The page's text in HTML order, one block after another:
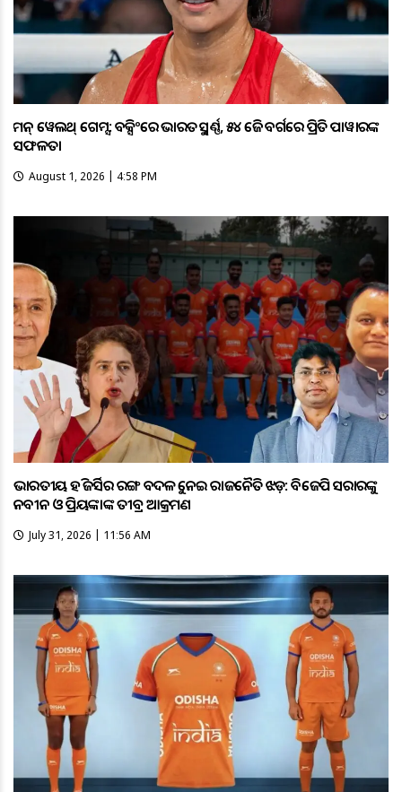
କମନ୍ ୱେଲଥ୍ ଗେମ୍ସ: ବକ୍ସିଂରେ ଭାରତକୁ ସ୍ବର୍ଣ୍ଣ, ୫୪ କେଜି ବର୍ଗରେ ପ୍ରିତି ପାୱାରଙ୍କ
ସଫଳତା
August 1, 2026 | 4:58 PM
ଭାରତୀୟ ହକି ଜର୍ସିର ରଙ୍ଗ ବଦଳକୁ ନେଇ ରାଜନୈତିକ ଝଡ଼: ବିଜେପି ସରକାରଙ୍କୁ
ନବୀନ ଓ ପ୍ରିୟଙ୍କାଙ୍କ ତୀବ୍ର ଆକ୍ରମଣ
July 31, 2026 | 11:56 AM